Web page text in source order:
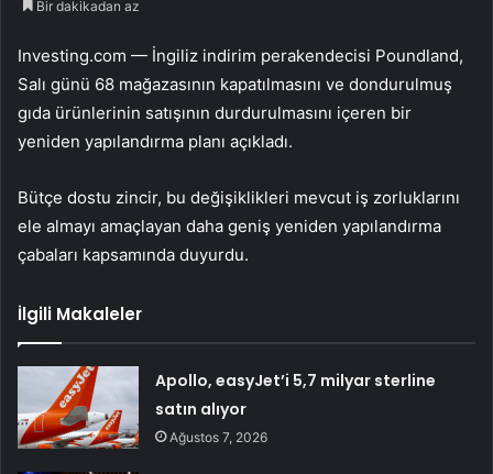
Bir dakikadan az
Investing.com — İngiliz indirim perakendecisi Poundland,
Salı günü 68 mağazasının kapatılmasını ve dondurulmuş
gıda ürünlerinin satışının durdurulmasını içeren bir
yeniden yapılandırma planı açıkladı.
Bütçe dostu zincir, bu değişiklikleri mevcut iş zorluklarını
ele almayı amaçlayan daha geniş yeniden yapılandırma
çabaları kapsamında duyurdu.
İlgili Makaleler
Apollo, easyJet’i 5,7 milyar sterline
satın alıyor
Ağustos 7, 2026